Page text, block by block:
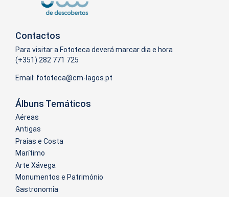
Contactos
Para visitar a Fototeca deverá marcar dia e hora
(+351) 282 771 725
Email:
Álbuns Temáticos
Aéreas
Antigas
Praias e Costa
Marítimo
Arte Xávega
Monumentos e Património
Gastronomia